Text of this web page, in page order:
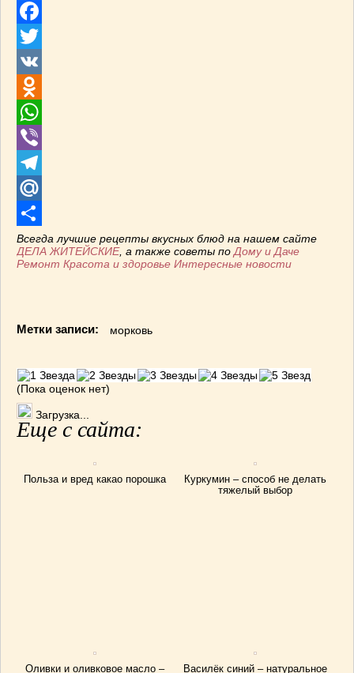
Facebook
Twitter
VK
Odnoklassniki
WhatsApp
Viber
Telegram
Mail.Ru
Отправить
Всегда лучшие рецепты вкусных блюд на нашем сайте
ДЕЛА ЖИТЕЙСКИЕ, а также советы по Дому и Даче
Ремонт Красота и здоровье Интересные новости
Метки записи: морковь
(Пока оценок нет)
Загрузка...
Еще с сайта:
Польза и вред какао порошка
Куркумин – способ не делать
тяжелый выбор
Оливки и оливковое масло – Василёк синий – натуральное